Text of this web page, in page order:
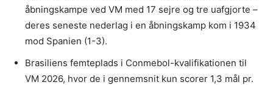
åbningskampe ved VM med 17 sejre og tre uafgjorte –
deres seneste nederlag i en åbningskamp kom i 1934
mod Spanien (1-3).
Brasiliens femteplads i Conmebol-kvalifikationen til
VM 2026, hvor de i gennemsnit kun scorer 1,3 mål pr.